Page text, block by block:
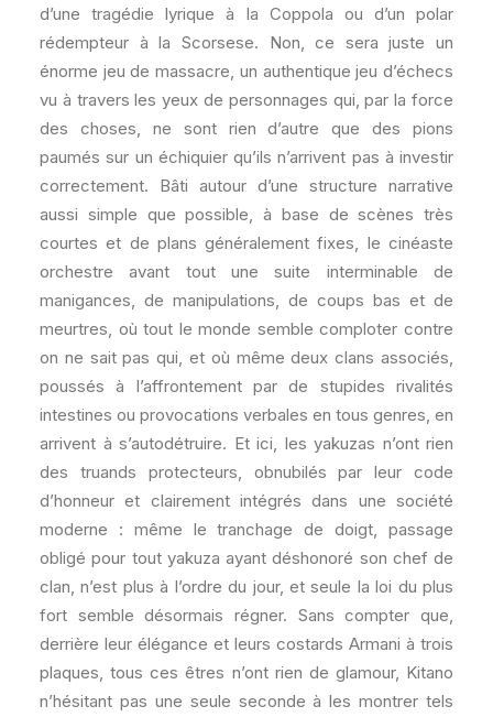
d’une tragédie lyrique à la Coppola ou d’un polar
rédempteur à la Scorsese. Non, ce sera juste un
énorme jeu de massacre, un authentique jeu d’échecs
vu à travers les yeux de personnages qui, par la force
des choses, ne sont rien d’autre que des pions
paumés sur un échiquier qu’ils n’arrivent pas à investir
correctement. Bâti autour d’une structure narrative
aussi simple que possible, à base de scènes très
courtes et de plans généralement fixes, le cinéaste
orchestre avant tout une suite interminable de
manigances, de manipulations, de coups bas et de
meurtres, où tout le monde semble comploter contre
on ne sait pas qui, et où même deux clans associés,
poussés à l’affrontement par de stupides rivalités
intestines ou provocations verbales en tous genres, en
arrivent à s’autodétruire. Et ici, les yakuzas n’ont rien
des truands protecteurs, obnubilés par leur code
d’honneur et clairement intégrés dans une société
moderne : même le tranchage de doigt, passage
obligé pour tout yakuza ayant déshonoré son chef de
clan, n’est plus à l’ordre du jour, et seule la loi du plus
fort semble désormais régner. Sans compter que,
derrière leur élégance et leurs costards Armani à trois
plaques, tous ces êtres n’ont rien de glamour, Kitano
n’hésitant pas une seule seconde à les montrer tels